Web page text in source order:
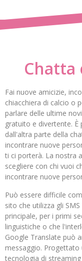
Chatta
Fai nuove amicizie,
chiacchiera di calcio o
parlare delle ultime
gratuito e divertente.
dall'altra parte della
incontrare nuove
ti ci porterà. La nostra
scegliere con chi vuoi
incontrare nuove
Può essere difficile
sito che utilizza gli
principale, per i primi
linguistiche o che
Google Translate può
messaggio. Progettato
tecnologia di